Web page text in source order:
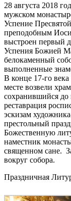
28 августа 2018
мужском
Успение
преподобным
выстроен первый
Успения Божией
белокаменный
выполненные
В конце 17-го века
месте возвели
сохранившийся до
реставрация
эскизам
престольный
Божественную
наместник
священном сане.
вокруг собора.
Праздничная